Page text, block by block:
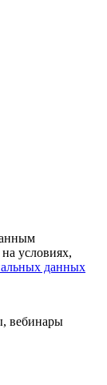
условиях,
данных
вебинары